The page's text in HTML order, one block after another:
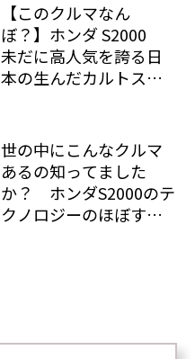
【このクルマなん
ぼ？】ホンダ S2000
未だに高人気を誇る日
本の生んだカルトスポ
世の中にこんなクルマ
あるの知ってました
か？ ホンダS2000のテ
クノロジーのほぼすべ